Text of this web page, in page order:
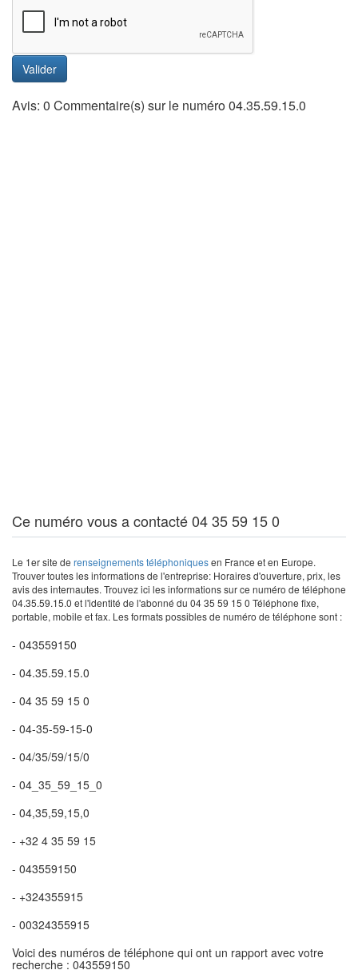
Valider
Avis: 0 Commentaire(s) sur le numéro 04.35.59.15.0
Ce numéro vous a contacté 04 35 59 15 0
Le 1er site de renseignements téléphoniquesen France et en Europe.
Trouver toutes les informations de l'entreprise: Horaires d'ouverture, prix, les
avis des internautes. Trouvez ici les informations sur ce numéro de téléphone
04.35.59.15.0 et l'identité de l'abonné du 04 35 59 15 0 Téléphone fixe,
portable, mobile et fax. Les formats possibles de numéro de téléphone sont :
- 043559150
- 04.35.59.15.0
- 04 35 59 15 0
- 04-35-59-15-0
- 04/35/59/15/0
- 04_35_59_15_0
- 04,35,59,15,0
- +32 4 35 59 15
- 043559150
- +324355915
- 00324355915
Voici des numéros de téléphone qui ont un rapport avec votre
recherche : 043559150